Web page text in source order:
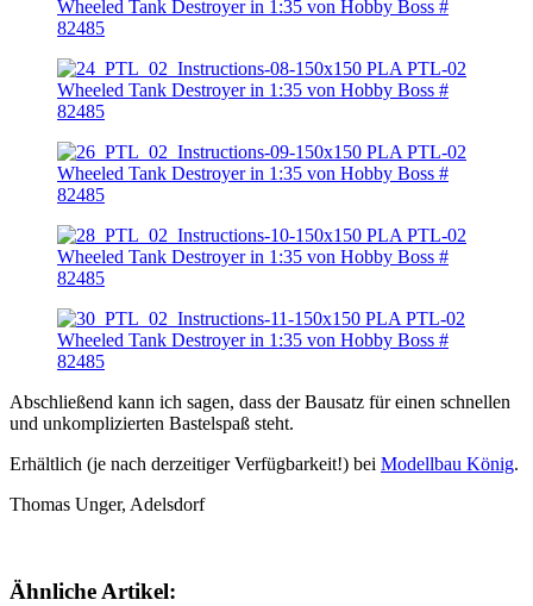
Abschließend kann ich sagen, dass der Bausatz für einen schnellen
und unkomplizierten Bastelspaß steht.
Erhältlich (je nach derzeitiger Verfügbarkeit!) bei Modellbau König.
Thomas Unger, Adelsdorf
Ähnliche Artikel: